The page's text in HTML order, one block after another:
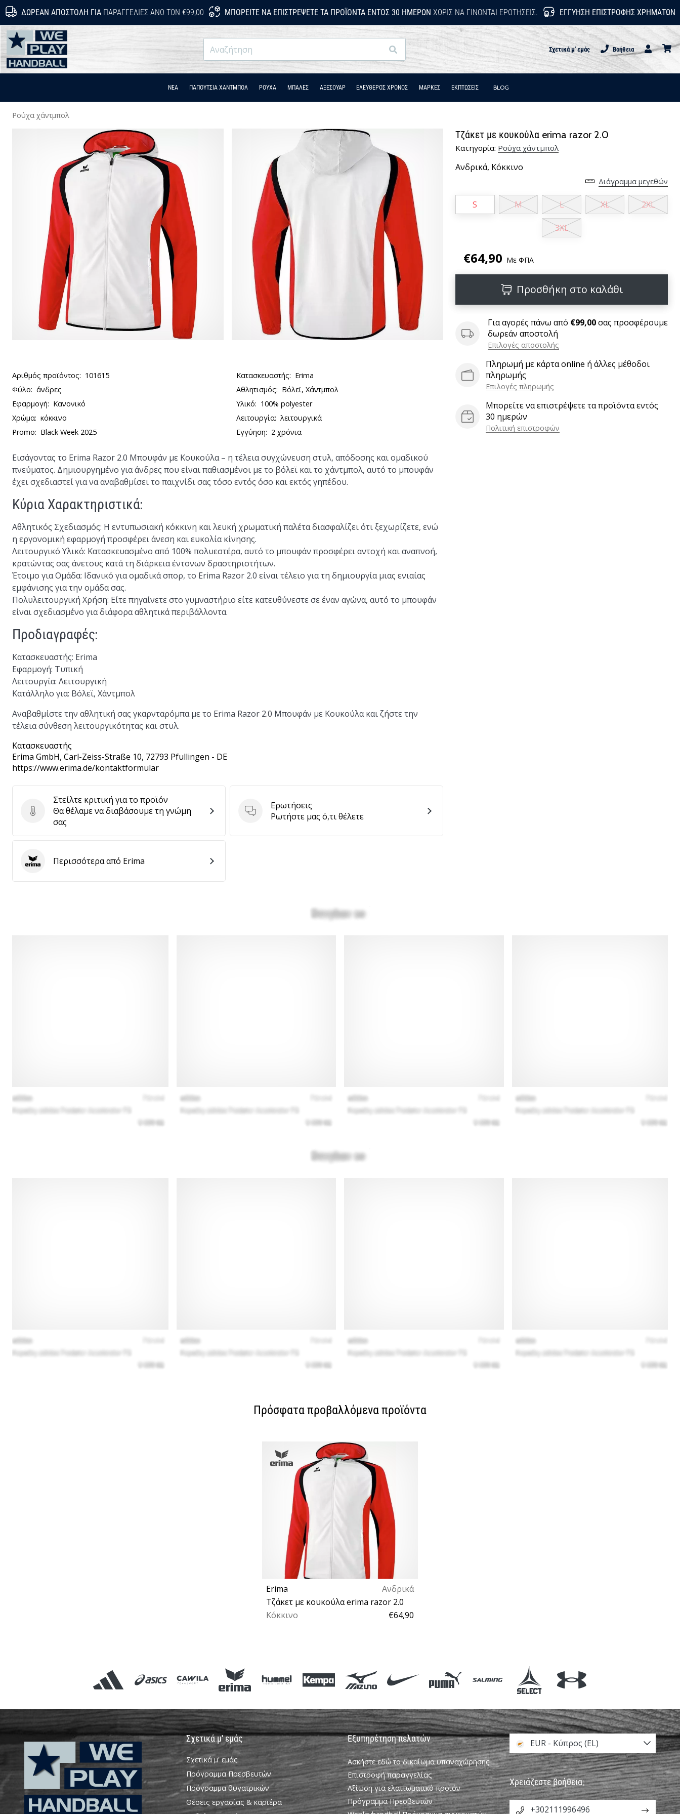
ΔΩΡΕΆΝ ΑΠΟΣΤΟΛΉ ΓΙΑΠΑΡΑΓΓΕΛΊΕΣ ΆΝΩ ΤΩΝ €99,00 ΜΠΟΡΕΊΤΕ ΝΑ ΕΠΙΣΤΡΈΨΕΤΕ ΤΑ ΠΡΟΪΌΝΤΑ ΕΝΤΌΣ 30 ΗΜΕΡΏΝ ΧΩΡΊΣ ΝΑ ΓΊΝΟΝΤΑΙ ΕΡΩΤΉΣΕΙΣ. ΕΓΓΎΗΣΗ ΕΠΙΣΤΡΟΦΉΣ ΧΡΗΜΆΤΩΝ
WePlayHandball.cy
Αναζήτηση Σχετικά μ' εμάς
Βοήθεια
Χρήστης
ΝΕΑ ΠΑΠΟΎΤΣΙΑ ΧΆΝΤΜΠΟΛ ΡΟΎΧΑ ΜΠΑΛΕΣ ΑΞΕΣΟΥΑΡ ΕΛΕΥΘΕΡΟΣ ΧΡΟΝΟΣ ΜΑΡΚΕΣ ΕΚΠΤΩΣΕΙΣ BLOG
Ρούχα χάντμπολ
Τζάκετ με κουκούλα erima razor 2.0
Κατηγορία: Ρούχα χάντμπολ
Ανδρικά, Κόκκινο
Διάγραμμα μεγεθών
S M L XL 2XL
3XL
€64,90 Με ΦΠΑ
Προσθήκη στο καλάθι
Για αγορές πάνω από €99,00σας προσφέρουμε
δωρεάν αποστολή
Επιλογές αποστολής
Πληρωμή με κάρτα online ή άλλες μέθοδοι
πληρωμής
Επιλογές πληρωμής
Μπορείτε να επιστρέψετε τα προϊόντα εντός
30 ημερών
Πολιτική επιστροφών
Αριθμός προϊόντος: 101615 Κατασκευαστής: Erima
Φύλο: άνδρες Αθλητισμός: Βόλεϊ, Χάντμπολ
Εφαρμογή: Κανονικό Υλικό: 100% polyester
Χρώμα: κόκκινο Λειτουργία: λειτουργικά
Promo: Black Week 2025 Εγγύηση: 2 χρόνια
Εισάγοντας το Erima Razor 2.0 Μπουφάν με Κουκούλα– η τέλεια συγχώνευση στυλ, απόδοσης και ομαδικού
πνεύματος. Δημιουργημένο για άνδρες που είναι παθιασμένοι με το βόλεϊ και το χάντμπολ, αυτό το μπουφάν
έχει σχεδιαστεί για να αναβαθμίσει το παιχνίδι σας τόσο εντός όσο και εκτός γηπέδου.
Κύρια Χαρακτηριστικά:
Αθλητικός Σχεδιασμός: Η εντυπωσιακή κόκκινη και λευκή χρωματική παλέτα διασφαλίζει ότι ξεχωρίζετε, ενώ
η εργονομική εφαρμογή προσφέρει άνεση και ευκολία κίνησης.
Λειτουργικό Υλικό: Κατασκευασμένο από 100% πολυεστέρα, αυτό το μπουφάν προσφέρει αντοχή και αναπνοή,
κρατώντας σας άνετους κατά τη διάρκεια έντονων δραστηριοτήτων.
Έτοιμο για Ομάδα: Ιδανικό για ομαδικά σπορ, το Erima Razor 2.0 είναι τέλειο για τη δημιουργία μιας ενιαίας
εμφάνισης για την ομάδα σας.
Πολυλειτουργική Χρήση: Είτε πηγαίνετε στο γυμναστήριο είτε κατευθύνεστε σε έναν αγώνα, αυτό το μπουφάν
είναι σχεδιασμένο για διάφορα αθλητικά περιβάλλοντα.
Προδιαγραφές:
Κατασκευαστής: Erima
Εφαρμογή: Τυπική
Λειτουργία: Λειτουργική
Κατάλληλο για: Βόλεϊ, Χάντμπολ
Αναβαθμίστε την αθλητική σας γκαρνταρόμπα με το Erima Razor 2.0 Μπουφάν με Κουκούλα και ζήστε την
τέλεια σύνθεση λειτουργικότητας και στυλ.
Κατασκευαστής
Erima GmbH, Carl-Zeiss-Straße 10, 72793 Pfullingen - DE
https://www.erima.de/kontaktformular
Στείλτε κριτική για το προϊόν
Στείλτε κριτική για το προϊόν
Θα θέλαμε να διαβάσουμε τη γνώμη
σας
Ερωτήσεις
Ερωτήσεις
Ρωτήστε μας ό,τι θέλετε
ErimaΠερισσότερα από Erima
Πρόσφατα προβαλλόμενα προϊόντα
Erima
Ανδρικά
Τζάκετ με κουκούλα erima razor 2.0
Κόκκινο
€64,90
Σχετικά μ' εμάς
Σχετικά μ' εμάς
Πρόγραμμα Πρεσβευτών
Πρόγραμμα θυγατρικών
Θέσεις εργασίας & καριέρα
Εξυπηρέτηση πελατών
Ασκήστε εδώ το δικαίωμα υπαναχώρησης
Επιστροφή παραγγελίας
Αξίωση για ελαττωματικό προϊόν
Πρόγραμμα Πρεσβευτών
EUR - Κύπρος (EL)
Χρειάζεστε βοήθεια;
+302111996496